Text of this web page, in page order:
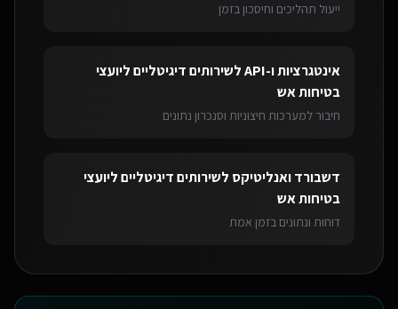
ייעול תהליכים וחיסכון בזמן
אינטגרציות ו-API לשירותים דיגיטליים ליועצי
בטיחות אש
חיבור למערכות חיצוניות וסנכרון נתונים
דשבורד ואנליטיקס לשירותים דיגיטליים ליועצי
בטיחות אש
דוחות ונתונים בזמן אמת